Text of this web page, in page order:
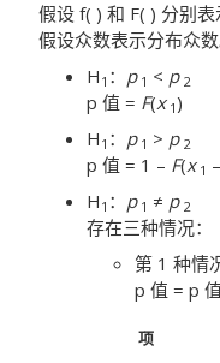
假设 f( ) 和 F( ) 分别表
假设众数表示分布众
H 1 ： p 1 < p 2
p 值 = F(x 1 )
H 1 ： p 1 > p 2
p 值 = 1 – F(x 1
H 1 ： p 1 ≠ p 2
存在三种情况：
第 1 种情
p 值 = p
项